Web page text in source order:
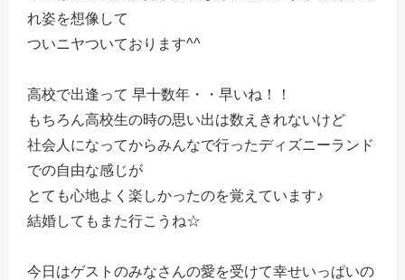
れ姿を想像して
ついニヤついております^^
高校で出逢って 早十数年・・早いね！！
もちろん高校生の時の思い出は数えきれないけど
社会人になってからみんなで行ったディズニーランド
での自由な感じが
とても心地よく楽しかったのを覚えています♪
結婚してもまた行こうね☆
今日はゲストのみなさんの愛を受けて幸せいっぱいの